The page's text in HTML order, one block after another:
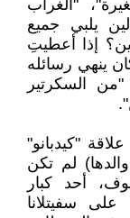
"الغراب
يلبي جميع
إذا أعطيتِ
ينهي رسائله
"من السكرتير
"كيدبانو"
لم تكن
أحد كبار
سفيتلانا